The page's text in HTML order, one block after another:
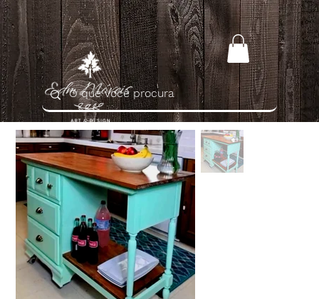
Home >Bancada de Madeira para Cozinha